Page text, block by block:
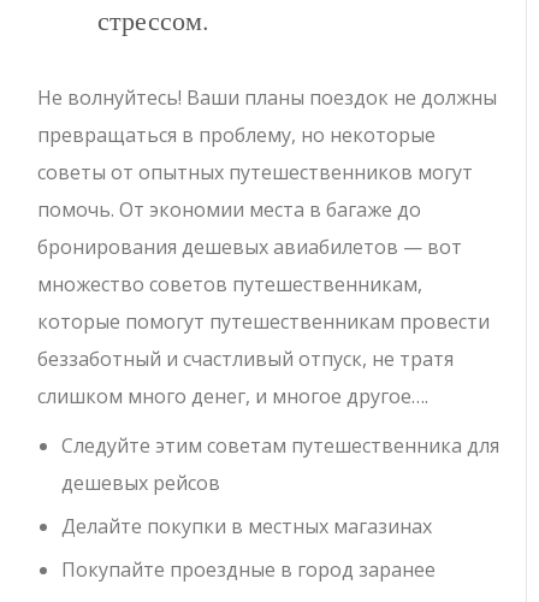
стрессом.
Не волнуйтесь! Ваши планы поездок не должны
превращаться в проблему, но некоторые
советы от опытных путешественников могут
помочь. От экономии места в багаже ​​до
бронирования дешевых авиабилетов — вот
множество советов путешественникам,
которые помогут путешественникам провести
беззаботный и счастливый отпуск, не тратя
слишком много денег, и многое другое….
Следуйте этим советам путешественника для
дешевых рейсов
Делайте покупки в местных магазинах
Покупайте проездные в город заранее